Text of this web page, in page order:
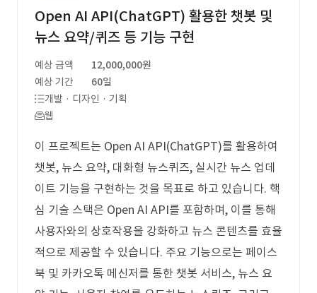
Open AI API(ChatGPT) 활용한 챗봇 및
뉴스 요약/퀴즈 등 기능 구현
예상 금액
12,000,000원
예상 기간
60일
개발 · 디자인 · 기획
웹
이 프로젝트는 Open AI API(ChatGPT)를 활용하여
챗봇, 뉴스 요약, 대화형 뉴스퀴즈, 실시간 뉴스 업데
이트 기능을 구현하는 것을 목표로 하고 있습니다. 핵
심 기술 스택은 Open AI API를 포함하며, 이를 통해
사용자와의 상호작용을 강화하고 뉴스 콘텐츠를 효율
적으로 제공할 수 있습니다. 주요 기능으로는 페이스
북 및 카카오톡 메신저를 통한 챗봇 서비스, 뉴스 요